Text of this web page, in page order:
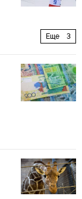
Еще 3